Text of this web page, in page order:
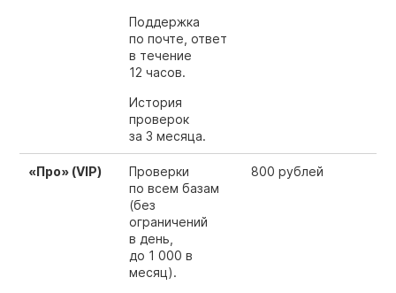
Поддержка
по почте, ответ
в течение
12 часов.
История
проверок
за 3 месяца.
«Про» (VIP)
Проверки
по всем базам
(без
ограничений
в день,
до 1 000 в
месяц).
800 рублей